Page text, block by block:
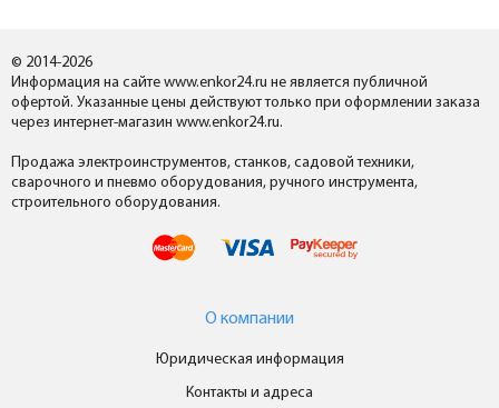
© 2014-2026
Информация на сайте www.enkor24.ru не является публичной
офертой. Указанные цены действуют только при оформлении заказа
через интернет-магазин www.enkor24.ru.
Продажа электроинструментов, станков, садовой техники,
сварочного и пневмо оборудования, ручного инструмента,
строительного оборудования.
О компании
Юридическая информация
Контакты и адреса